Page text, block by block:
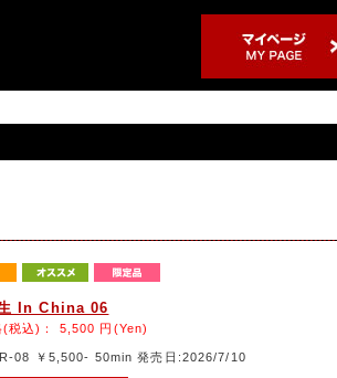
In China 06
(税込)： 5,500 円(Yen)
08 ￥5,500- 50min 発売日:2026/7/10